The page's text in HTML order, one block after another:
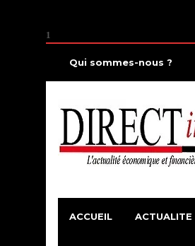
1
Qui sommes-nous ?
ACCUEIL ACTUALITE